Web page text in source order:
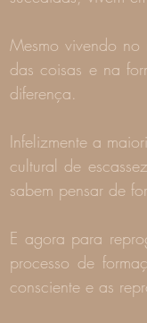
Mesmo vivendo no
das coisas e na
diferença.
Infelizmente a
cultural de
sabem pensar de
E agora para
processo de
consciente e as